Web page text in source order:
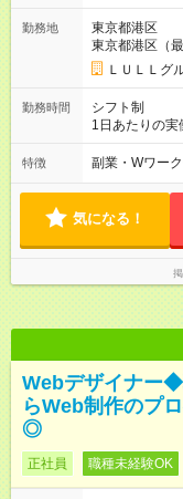
万円～＋業績
万6，610円分
キルを考慮し
す！ ◎昇給年1回（研修終了後） ◎賞与年2回（2月・8月）＋業
績賞与あり ◤スキルアップも、収入アップも。◢ 入社後の成長
や頑張りは、
上アップした社員も。 エンジニアへの
87％。 スキル
す！ 【試用期間】試用期間あり 試用期間の長さ：6ヶ月 ※ 雇用
形態と給与に
中途採用（契
なし残業代を
別途支給いた
勤務地
東京都港区
東京都港区（
ＬＵＬＬグ
勤務時間
シフト制
1日あたりの
間は異なります 【シフト例】 ・10時00分～19時00分 ・9
特徴 副業・Wワー
気になる！
Webデザイナー
らWeb制作のプ
◎
正社員 職種未経験OK